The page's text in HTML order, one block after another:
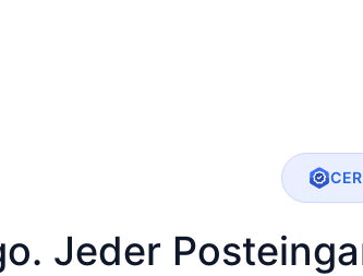
Jeder